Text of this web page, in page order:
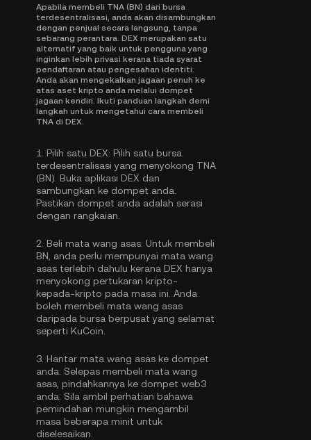
Apabila membeli TNA (BN) dari bursa
terdesentralisasi, anda akan disambungkan
dengan penjual secara langsung, tanpa
sebarang perantara. DEX merupakan satu
alternatif yang baik untuk pengguna yang
inginkan lebih privasi kerana tiada syarat
pendaftaran atau pengesahan identiti.
Anda akan mengekalkan jagaan penuh ke
atas aset kripto anda melalui dompet
jagaan kendiri. Ikuti panduan langkah demi
langkah untuk mengetahui cara membeli
TNA di DEX.
1. Pilih satu DEX: Pilih satu bursa
terdesentralisasi yang menyokong TNA
(BN). Buka aplikasi DEX dan
sambungkan ke dompet anda.
Pastikan dompet anda adalah serasi
dengan rangkaian.
2. Beli mata wang asas: Untuk membeli
BN, anda perlu mempunyai mata wang
asas terlebih dahulu kerana DEX hanya
menyokong pertukaran kripto-
kepada-kripto pada masa ini. Anda
boleh membeli mata wang asas
daripada bursa berpusat yang selamat
seperti KuCoin.
3. Hantar mata wang asas ke dompet
anda: Selepas membeli mata wang
asas, pindahkannya ke dompet web3
anda. Sila ambil perhatian bahawa
pemindahan mungkin mengambil
masa beberapa minit untuk
diselesaikan.